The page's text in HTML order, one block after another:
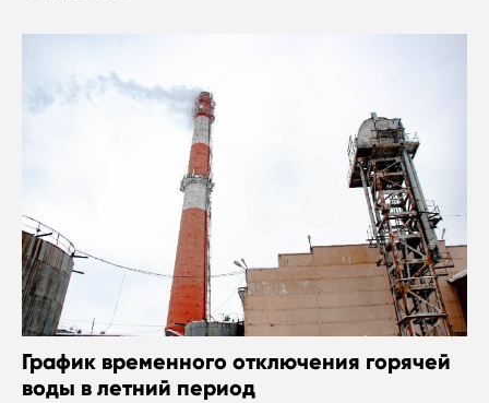
График временного отключения горячей
воды в летний период